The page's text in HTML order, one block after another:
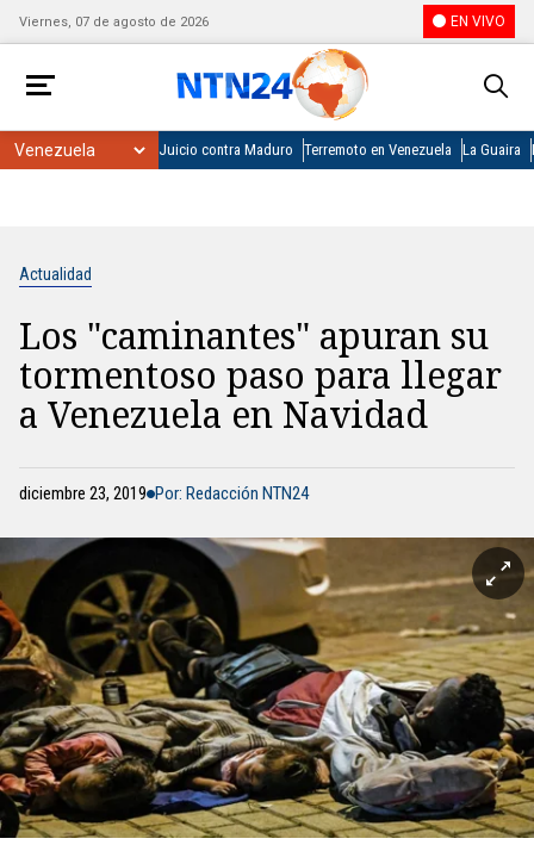
Viernes, 07 de agosto de 2026 EN VIVO
Juicio contra Maduro Terremoto en Venezuela La Guaira
Actualidad
Los "caminantes" apuran su
tormentoso paso para llegar
a Venezuela en Navidad
diciembre 23, 2019 Por: Redacción NTN24